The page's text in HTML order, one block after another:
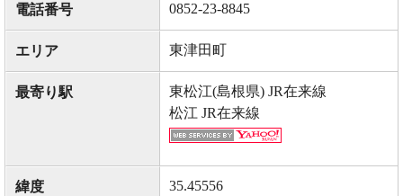
電話番号 0852-23-8845
エリア 東津田町
最寄り駅
東松江(島根県) JR在来線
松江 JR在来線
緯度 35.45556